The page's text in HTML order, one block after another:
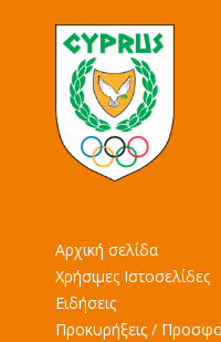
Αρχική σελίδα
Χρήσιμες Ιστοσελίδες
Ειδήσεις
Προκυρήξεις /